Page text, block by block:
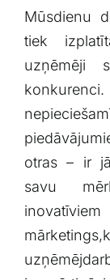
Vakances
BUJ
Kontakti
Klientu portāls
Mūsdienu⁤
tiek
⁤uzņēmēji
otras ​– ir
savu